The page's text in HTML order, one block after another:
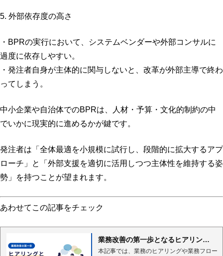
5. 外部依存度の高さ
・BPRの実行において、システムベンダーや外部コンサルに
過度に依存しやすい。
・発注者自身が主体的に関与しないと、改革が外部主導で終わ
ってしまう。
中小企業や自治体でのBPRは、人材・予算・文化的制約の中
でいかに現実的に進めるかが鍵です。
発注者は「全体最適を小規模に試行し、段階的に拡大するアプ
ローチ」と「外部支援を適切に活用しつつ主体性を維持する姿
勢」を持つことが望まれます。
あわせてこの記事をチェック
業務改善の第一歩となるヒアリング
と業務フロー作成のポイント
本記事では、業務のヒアリングや業務フロー